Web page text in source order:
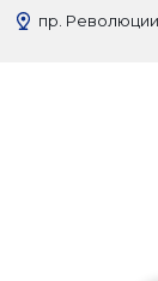
пр.